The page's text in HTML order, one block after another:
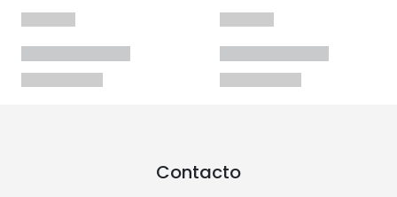
Contacto